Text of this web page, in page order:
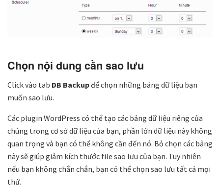
Chọn nội dung cần sao lưu
Click vào tab DB Backupđể chọn những bảng dữ liệu bạn
muốn sao lưu.
Các plugin WordPress có thể tạo các bảng dữ liệu riêng của
chúng trong cơ sở dữ liệu của bạn, phần lớn dữ liệu này không
quan trọng và bạn có thể không cần đến nó. Bỏ chọn các bảng
này sẽ giúp giảm kích thước file sao lưu của bạn. Tuy nhiên
nếu bạn không chắn chắn, bạn có thể chọn sao lưu tất cả mọi
thứ.